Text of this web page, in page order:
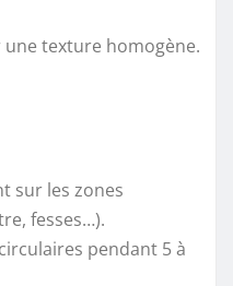
une texture homogène.
sur les zones
fesses…).
pendant 5 à